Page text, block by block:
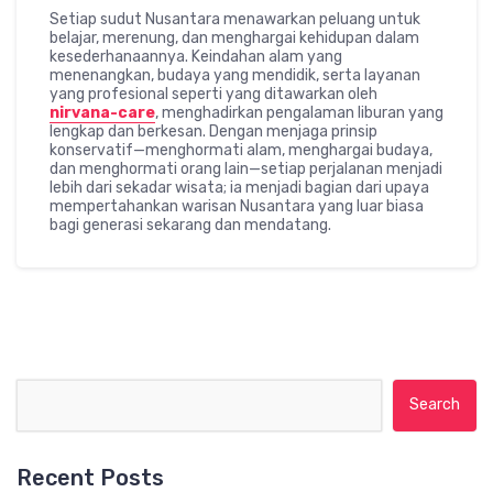
Setiap sudut Nusantara menawarkan peluang untuk
belajar, merenung, dan menghargai kehidupan dalam
kesederhanaannya. Keindahan alam yang
menenangkan, budaya yang mendidik, serta layanan
yang profesional seperti yang ditawarkan oleh
nirvana-care, menghadirkan pengalaman liburan yang
lengkap dan berkesan. Dengan menjaga prinsip
konservatif—menghormati alam, menghargai budaya,
dan menghormati orang lain—setiap perjalanan menjadi
lebih dari sekadar wisata; ia menjadi bagian dari upaya
mempertahankan warisan Nusantara yang luar biasa
bagi generasi sekarang dan mendatang.
Recent Posts